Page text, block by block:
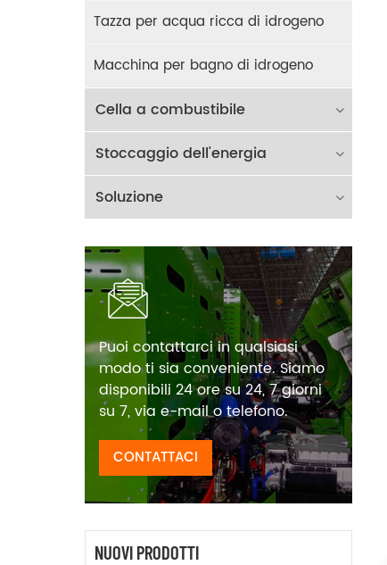
Tazza per acqua ricca di idrogeno
Macchina per bagno di idrogeno
Cella a combustibile
Stoccaggio dell'energia
Soluzione
Puoi contattarci in qualsiasi
modo ti sia conveniente. Siamo
disponibili 24 ore su 24, 7 giorni
su 7, via e-mail o telefono.
CONTATTACI
NUOVI PRODOTTI